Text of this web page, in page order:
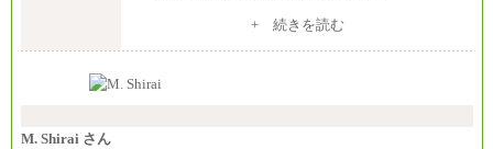
※入社後早期から、自律的な業務遂行が求めら
す。
い職責を担う方については、さらに高い金額を個別
+ 続きを読む
M. Shirai さん